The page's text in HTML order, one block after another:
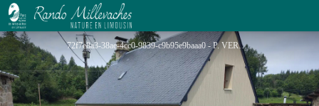
Chez Jeantou
72f7e8a3-38ae-4cc0-9839-c9b95e9baaa0 - P. VERGNE